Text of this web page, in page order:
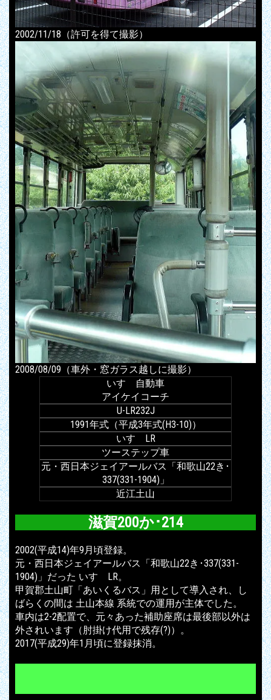
2002/11/18（許可を得て撮影）
2008/08/09（車外・窓ガラス越しに撮影）
いすゞ自動車
アイケイコーチ
U-LR232J
1991年式（平成3年式(H3-10)）
いすゞLR
ツーステップ車
元・西日本ジェイアールバス「和歌山22き･
337(331-1904)」
近江土山
滋賀200か･214
2002(平成14)年9月頃登録。
元・西日本ジェイアールバス「和歌山22き･337(331-
1904)」だった いすゞLR。
甲賀郡土山町「あいくるバス」用として導入され、し
ばらくの間は 土山本線 系統での運用が主体でした。
車内は2-2配置で、元々あった補助座席は最後部以外は
外されいます（肘掛け代用で残存(?)）。
2017(平成29)年1月頃に登録抹消。